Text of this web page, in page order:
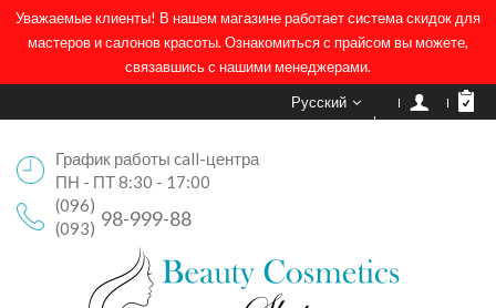
Уважаемые клиенты! В нашем магазине работает система скидок для
мастеров и салонов красоты. Ознакомиться с прайсом вы можете,
связавшись с нашими менеджерами.
Русский
График работы call-центра
ПН - ПТ 8:30 - 17:00
(096)
98-999-88
(093)